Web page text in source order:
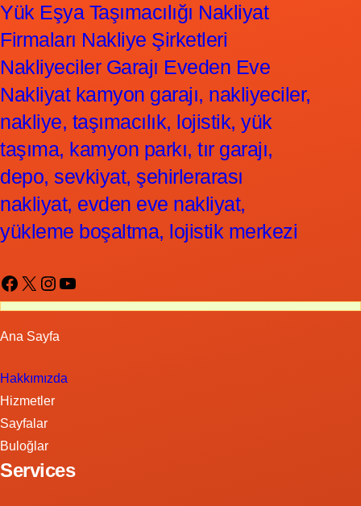
Yük Eşya Taşımacılığı Nakliyat
Firmaları Nakliye Şirketleri
Nakliyeciler Garajı Eveden Eve
Nakliyat kamyon garajı, nakliyeciler,
nakliye, taşımacılık, lojistik, yük
taşıma, kamyon parkı, tır garajı,
depo, sevkiyat, şehirlerarası
nakliyat, evden eve nakliyat,
yükleme boşaltma, lojistik merkezi
Facebook X Instagram YouTube
Ana Sayfa
Hakkımızda
Hizmetler
Sayfalar
Buloğlar
Services